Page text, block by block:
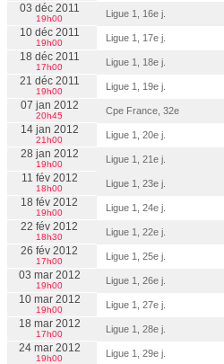
03 déc 2011
19h00 Ligue 1, 16e j.
10 déc 2011
19h00 Ligue 1, 17e j.
18 déc 2011
17h00 Ligue 1, 18e j.
21 déc 2011
19h00 Ligue 1, 19e j.
07 jan 2012
20h45 Cpe France, 32e
14 jan 2012
21h00 Ligue 1, 20e j.
28 jan 2012
19h00 Ligue 1, 21e j.
11 fév 2012
18h00 Ligue 1, 23e j.
18 fév 2012
19h00 Ligue 1, 24e j.
22 fév 2012
18h30 Ligue 1, 22e j.
26 fév 2012
17h00 Ligue 1, 25e j.
03 mar 2012
19h00 Ligue 1, 26e j.
10 mar 2012
19h00 Ligue 1, 27e j.
18 mar 2012
17h00 Ligue 1, 28e j.
24 mar 2012
19h00 Ligue 1, 29e j.